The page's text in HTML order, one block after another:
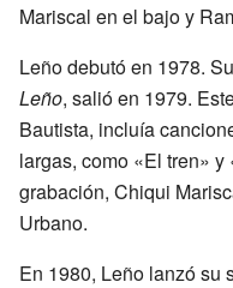
Mariscal en el bajo y
Leño debutó en 1978.
Leño, salió en 1979.
Bautista, incluía
largas, como «El tren»
grabación, Chiqui
Urbano.
En 1980, Leño lanzó su